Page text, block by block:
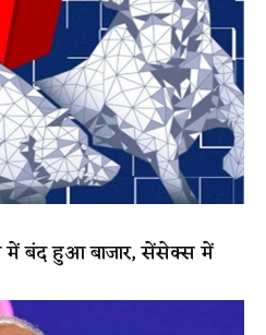
में बंद हुआ बाजार, सेंसेक्स में